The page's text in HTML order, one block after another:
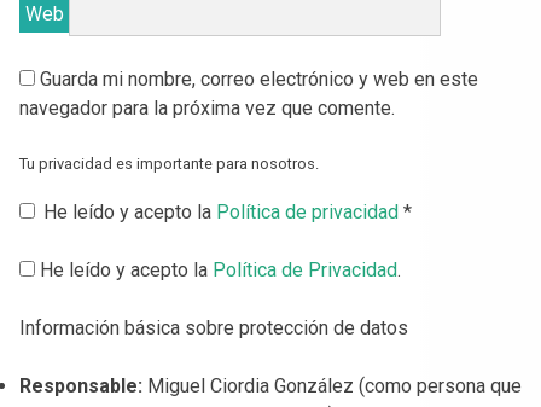
Web
Guarda mi nombre, correo electrónico y web en este
navegador para la próxima vez que comente.
Tu privacidad es importante para nosotros.
He leído y acepto la Política de privacidad *
He leído y acepto la Política de Privacidad.
Información básica sobre protección de datos
Responsable: Miguel Ciordia González (como persona que